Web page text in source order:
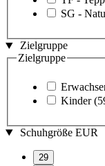
SG -
Zielgruppe
Zielgruppe
Kinder
Schuhgröße EUR
29